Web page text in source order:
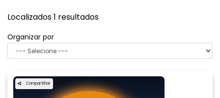
Localizados 1 resultados
Organizar por
Compartilhar